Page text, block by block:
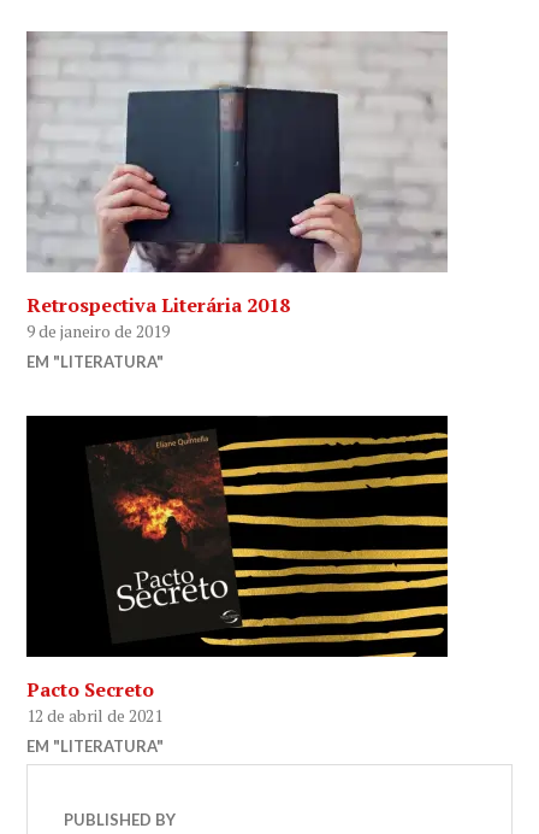
Retrospectiva Literária 2018
9 de janeiro de 2019
EM "LITERATURA"
Pacto Secreto
12 de abril de 2021
EM "LITERATURA"
PUBLISHED BY